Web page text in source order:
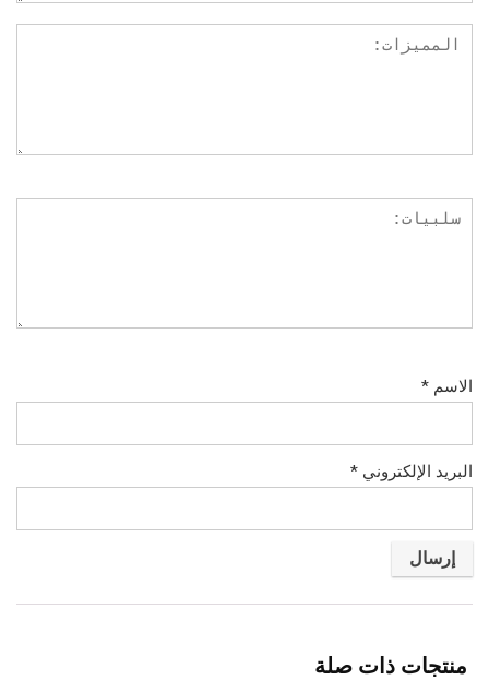
الاسم *
البريد الإلكتروني *
منتجات ذات صلة